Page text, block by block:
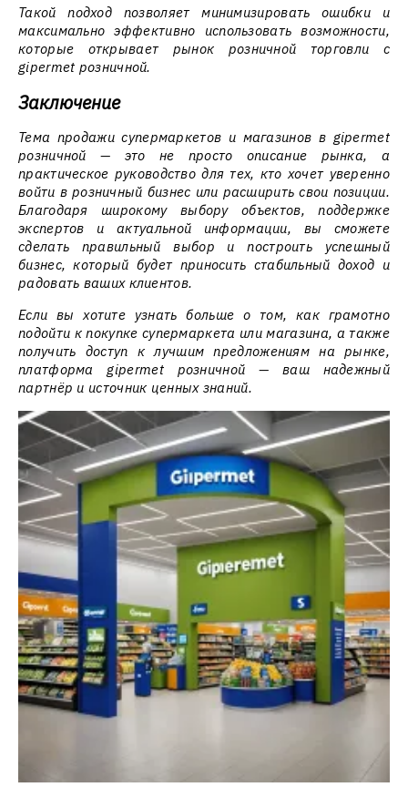
Такой подход позволяет минимизировать ошибки и
максимально эффективно использовать возможности,
которые открывает рынок розничной торговли с
gipermet розничной.
Заключение
Тема продажи супермаркетов и магазинов в gipermet
розничной — это не просто описание рынка, а
практическое руководство для тех, кто хочет уверенно
войти в розничный бизнес или расширить свои позиции.
Благодаря широкому выбору объектов, поддержке
экспертов и актуальной информации, вы сможете
сделать правильный выбор и построить успешный
бизнес, который будет приносить стабильный доход и
радовать ваших клиентов.
Если вы хотите узнать больше о том, как грамотно
подойти к покупке супермаркета или магазина, а также
получить доступ к лучшим предложениям на рынке,
платформа gipermet розничной — ваш надежный
партнёр и источник ценных знаний.